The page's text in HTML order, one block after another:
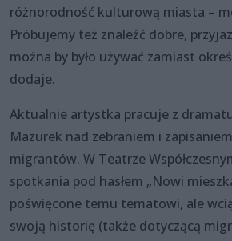
różnorodność kulturową miasta –
Próbujemy też znaleźć dobre,
można by było używać zamiast
dodaje.
Aktualnie artystka pracuje z
Mazurek nad zebraniem i
migrantów. W Teatrze
spotkania pod hasłem „Nowi
poświęcone temu tematowi, ale
swoją historię (także dotyczącą